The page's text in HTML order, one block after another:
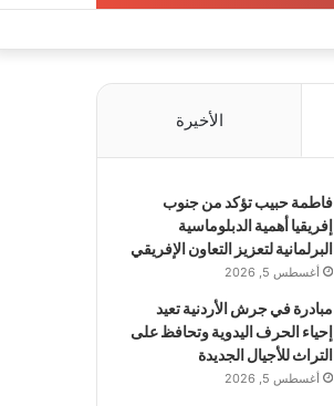
الأخيرة
فاطمة حبيب تؤكد من جنوب
إفريقيا أهمية الدبلوماسية
البرلمانية لتعزيز التعاون الإفريقي
أغسطس 5, 2026
مبادرة في جرش الأردنية تعيد
إحياء الحرف اليدوية وتحافظ على
التراث للأجيال الجديدة
أغسطس 5, 2026